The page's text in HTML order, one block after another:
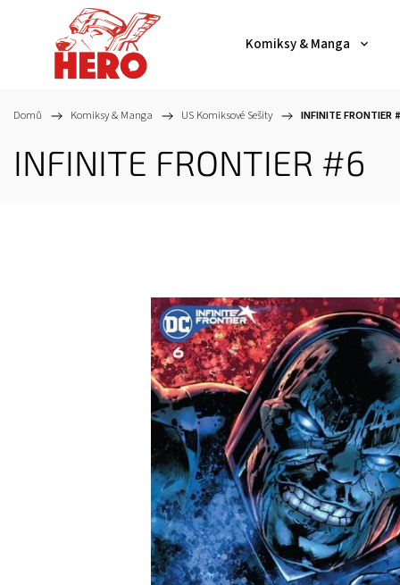
Komiksy & Manga
Domů / Komiksy & Manga / US Komiksové Sešity / INFINITE FRONTIER
INFINITE FRONTIER #6